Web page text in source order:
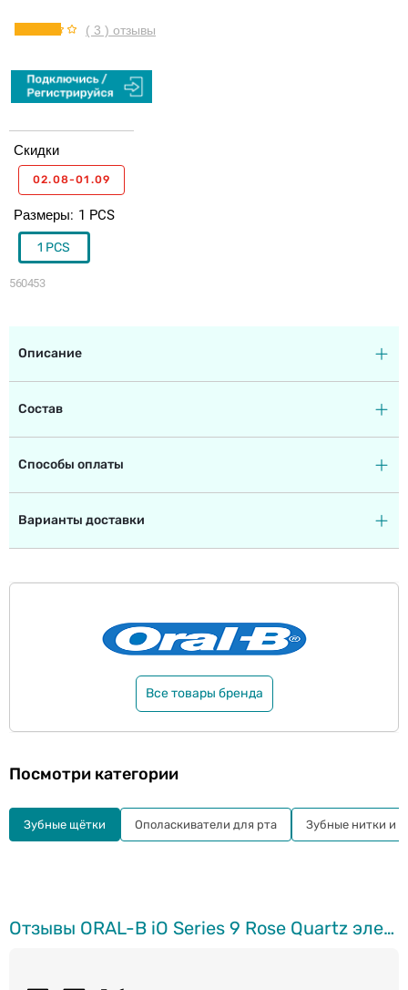
( 3 ) отзывы
560453
Размеры 1 PCS
1 PCS
Скидки
02.08-01.09
Описание
Состав
Способы оплаты
Варианты доставки
Все товары бренда
Отзывы ORAL-B iO Series 9 Rose Quartz электрическая зубная щётка
Посмотри категории
Зубные щётки Ополаскиватели для рта Зубные нитки и